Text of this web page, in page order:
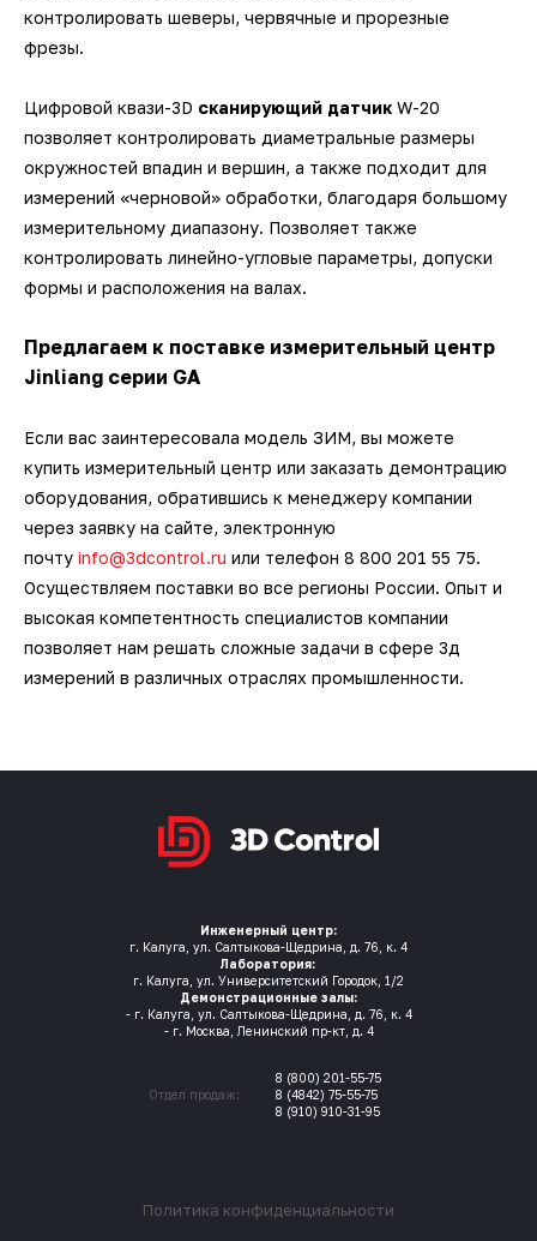
контролировать шеверы, червячные и прорезные
фрезы.
Цифровой квази-3D сканирующий датчик W-20
позволяет контролировать диаметральные размеры
окружностей впадин и вершин, а также подходит для
измерений «черновой» обработки, благодаря большому
измерительному диапазону. Позволяет также
контролировать линейно-угловые параметры, допуски
формы и расположения на валах.
Предлагаем к поставке измерительный центр
Jinliang серии GA
Если вас заинтересовала модель ЗИМ, вы можете
купить измерительный центр или заказать демонтрацию
оборудования, обратившись к менеджеру компании
через заявку на сайте, электронную
почту info@3dcontrol.ru или телефон 8 800 201 55 75.
Осуществляем поставки во все регионы России. Опыт и
высокая компетентность специалистов компании
позволяет нам решать сложные задачи в сфере 3д
измерений в различных отраслях промышленности.
Инженерный центр:
г. Калуга, ул. Салтыкова-Щедрина, д. 76, к. 4
Лаборатория:
г. Калуга, ул. Университетский Городок, 1/2
Демонстрационные залы:
- г. Калуга, ул. Салтыкова-Щедрина, д. 76, к. 4
- г. Москва, Ленинский пр-кт, д. 4
Отдел продаж:
8 (800) 201-55-75
8 (4842) 75-55-75
8 (910) 910-31-95
Политика конфиденциальности